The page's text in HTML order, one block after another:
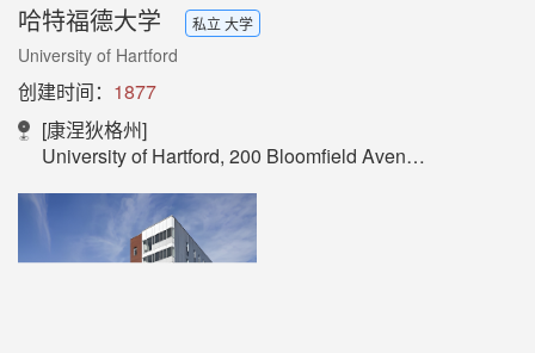
哈特福德大学 私立 大学
University of Hartford
创建时间： 1877
[康涅狄格州]
University of Hartford, 200 Bloomfield Avenue, West Hartford, CT 06117